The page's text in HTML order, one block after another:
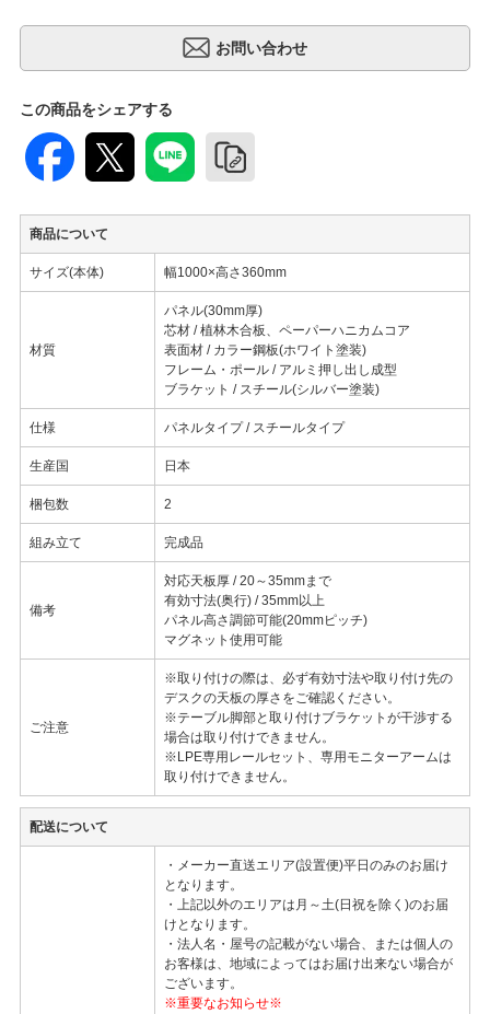
この商品をシェアする
商品について
サイズ(本体) 幅1000×高さ360mm
材質
パネル(30mm厚)
芯材 / 植林木合板、ペーパーハニカムコア
表面材 / カラー鋼板(ホワイト塗装)
フレーム・ポール / アルミ押し出し成型
ブラケット / スチール(シルバー塗装)
仕様 パネルタイプ / スチールタイプ
生産国 日本
梱包数 2
組み立て 完成品
備考
対応天板厚 / 20～35mmまで
有効寸法(奥行) / 35mm以上
パネル高さ調節可能(20mmピッチ)
マグネット使用可能
ご注意
※取り付けの際は、必ず有効寸法や取り付け先の
デスクの天板の厚さをご確認ください。
※テーブル脚部と取り付けブラケットが干渉する
場合は取り付けできません。
※LPE専用レールセット、専用モニターアームは
取り付けできません。
配送について
・メーカー直送エリア(設置便)平日のみのお届け
となります。
・上記以外のエリアは月～土(日祝を除く)のお届
けとなります。
・法人名・屋号の記載がない場合、または個人の
お客様は、地域によってはお届け出来ない場合が
ございます。
※重要なお知らせ※